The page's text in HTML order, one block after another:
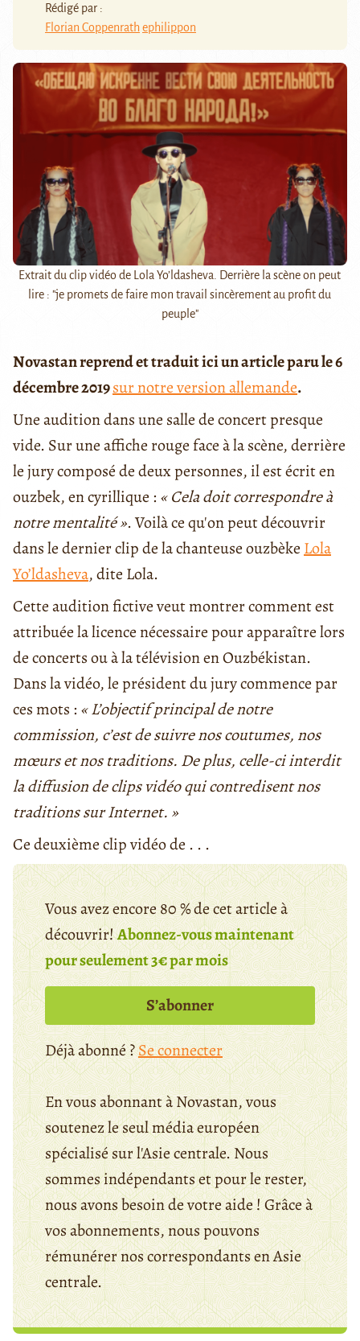
Rédigé par :
Florian Coppenrathephilippon
Extrait du clip vidéo de Lola Yo’ldasheva. Derrière la scène on peut
lire : "je promets de faire mon travail sincèrement au profit du
peuple"
Novastan reprend et traduit ici un article paru le 6
décembre 2019sur notre version allemande.
Une audition dans une salle de concert presque
vide. Sur une affiche rouge face à la scène, derrière
le jury composé de deux personnes, il est écrit en
ouzbek, en cyrillique : « Cela doit correspondre à
notre mentalité ». Voilà ce qu'on peut découvrir
dans le dernier clip de la chanteuse ouzbèke Lola
Yo’ldasheva, dite Lola.
Cette audition fictive veut montrer comment est
attribuée la licence nécessaire pour apparaître lors
de concerts ou à la télévision en Ouzbékistan.
Dans la vidéo, le président du jury commence par
ces mots : « L’objectif principal de notre
commission, c’est de suivre nos coutumes, nos
mœurs et nos traditions. De plus, celle-ci interdit
la diffusion de clips vidéo qui contredisent nos
traditions sur Internet. »
Ce deuxième clip vidéo de . . .
Vous avez encore 80 % de cet article à
découvrir!Abonnez-vous maintenant
pour seulement 3€ par mois
S’abonner
Déjà abonné ?Se connecter
En vous abonnant à Novastan, vous
soutenez le seul média européen
spécialisé sur l'Asie centrale. Nous
sommes indépendants et pour le rester,
nous avons besoin de votre aide ! Grâce à
vos abonnements, nous pouvons
rémunérer nos correspondants en Asie
centrale.